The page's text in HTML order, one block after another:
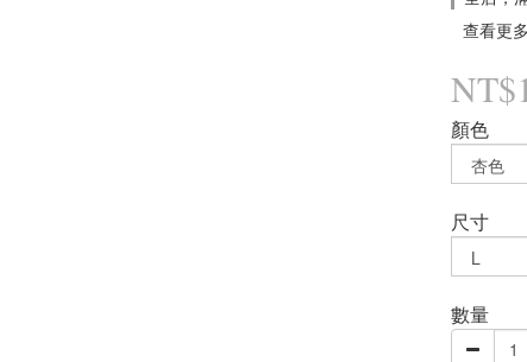
查看更
顏色
尺寸
數量